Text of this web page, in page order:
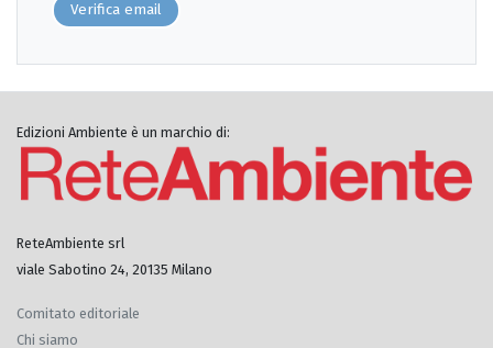
Verifica email
Edizioni Ambiente è un marchio di:
ReteAmbiente srl
viale Sabotino 24, 20135 Milano
Comitato editoriale
Chi siamo